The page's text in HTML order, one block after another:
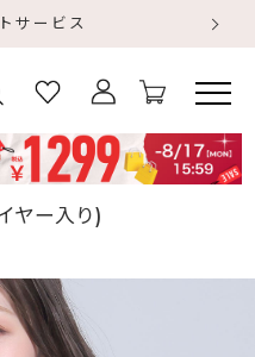
ヤー入り)